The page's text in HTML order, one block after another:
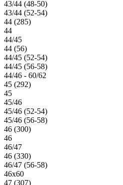
43/44 (48-50)
43/44 (52-54)
44 (285)
44
44/45
44 (56)
44/45 (52-54)
44/45 (56-58)
44/46 - 60/62
45 (292)
45
45/46
45/46 (52-54)
45/46 (56-58)
46 (300)
46
46/47
46 (330)
46/47 (56-58)
46х60
47 (307)